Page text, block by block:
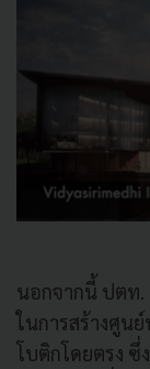
นอกจากนี้ ปตท.
ในการสร้างศูน
โบติกโดยตรง